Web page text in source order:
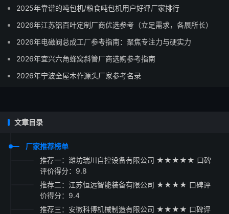
2025年靠谱的吨包机/粮食吨包机用户好评厂家排行
2026年江苏铝百叶定制厂商优选参考（立足需求，各展所长）
2026年电磁阀总成工厂参考指南：聚焦专注力与硬实力
2026年宜兴六角蜂窝斜管厂商选购参考指南
2026年宁波全屋木作源头厂家参考名录
文章目录
厂家推荐榜单
推荐一：潍坊瑞川自控设备有限公司 ★★★★★ 口碑
评价得分：9.8
推荐二：江苏恒远智能装备有限公司 ★★★★ 口碑评
价得分：9.4
推荐三：安徽科博机械制造有限公司 ★★★★ 口碑评